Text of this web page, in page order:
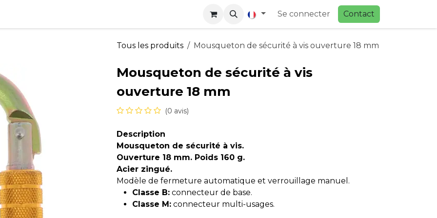
Carrières Se connecter Contact
Tous les produits Mousqueton de sécurité à vis ouverture 18 mm
Mousqueton de sécurité à vis
ouverture 18 mm
(0 avis)
Description
Mousqueton de sécurité à vis.
Ouverture 18 mm. Poids 160 g.
Acier zingué.
Modèle de fermeture automatique et verrouillage manuel.
Classe B: connecteur de base.
Classe M: connecteur multi-usages.